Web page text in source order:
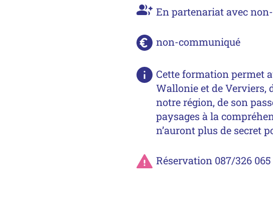
Partenaire
En partenariat avec
Tarif :
non-communiqué
Description
Cette formation permet
Wallonie et de Verviers,
notre région, de son
paysages à la
n’auront plus de secret
Réservation :
Réservation 087/326 065